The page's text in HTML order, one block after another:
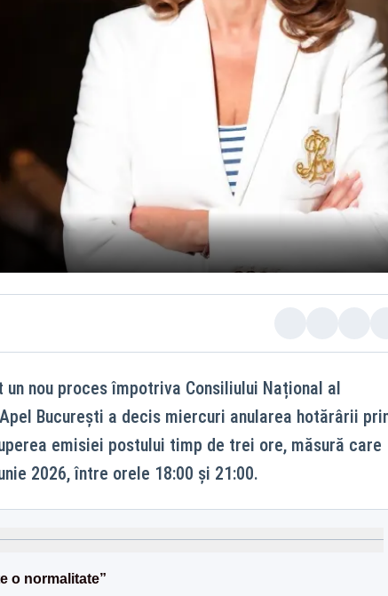
nou proces împotriva Consiliului Național al
București a decis miercuri anularea hotărârii
emisiei postului timp de trei ore, măsură care
2026, între orele 18:00 și 21:00.
o normalitate”